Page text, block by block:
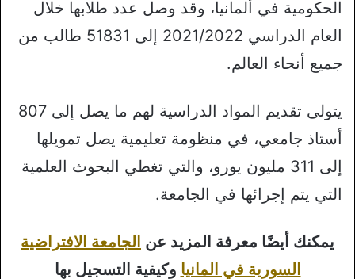
الحكومية في ألمانيا، وقد وصل عدد طلابها خلال
العام الدراسي 2021/2022 إلى 51831 طالب من
جميع أنحاء العالم.
يتولى تقديم المواد الدراسية لهم ما يصل إلى 807
أستاذ جامعي، في منظومة تعليمية يصل تمويلها
إلى 311 مليون يورو، والتي تغطي البحوث العلمية
التي يتم إجرائها في الجامعة.
يمكنك أيضًا معرفة المزيد عن الجامعة الافتراضية
السورية في المانيا وكيفية التسجيل بها